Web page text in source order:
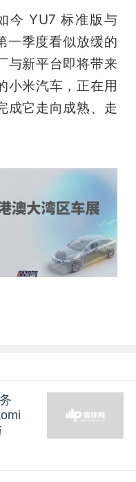
今 YU7 标准版与
一季度看似放缓的
与新平台即将带来
小米汽车，正在用
成它走向成熟、走